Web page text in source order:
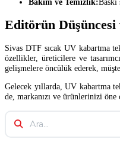
Editörün Düşüncesi
Sivas DTF sıcak UV kabartma
özellikler, üreticilere ve
gelişmelere öncülük ederek,
Gelecek yıllarda, UV kabartma
de, markanızı ve ürünlerinizi